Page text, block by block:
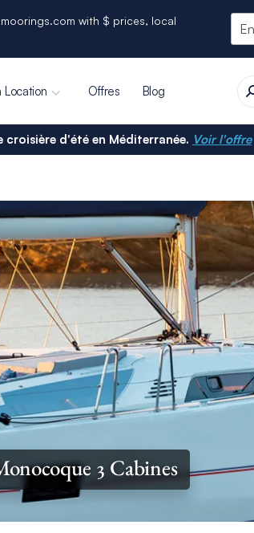
with $ prices, local
Location Offres Blog
d'été en Méditerranée. Voir l'offre
3 Cabines